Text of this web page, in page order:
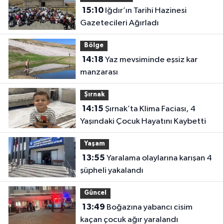
15:10Iğdır’ın Tarihi Hazinesi
Gazetecileri Ağırladı
Bölge
14:18
manzarası
Şırnak
14:15
Yaşındaki Çocuk Hayatını Kaybetti
Yaşam
13:55
şüpheli yakalandı
Güncel
13:49
kaçan çocuk ağır yaralandı